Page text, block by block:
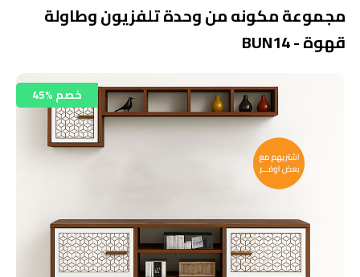
مجموعة مكونه من وحدة تلفزيون وطاولة
قهوة - BUN14
45% خصم